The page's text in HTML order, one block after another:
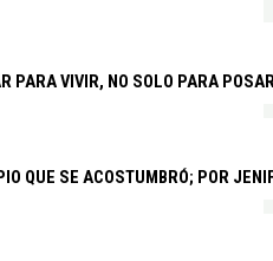
PARA VIVIR, NO SOLO PARA
QUE SE ACOSTUMBRÓ; POR